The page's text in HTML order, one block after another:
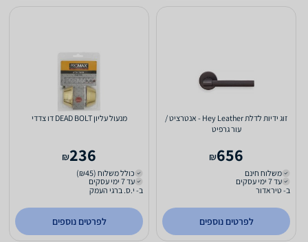
זוג ידיות לדלת Hey Leather - אנטרציט /
עור גרפיט
656
₪
משלוח חינם
עד 7 ימי עסקים
ב- טיראדור
לפרטים נוספים
מנעול עליון DEAD BOLT דו צדדי
236
₪
כולל משלוח (₪45)
עד 7 ימי עסקים
ב- י.ס. ברגי העמק
לפרטים נוספים